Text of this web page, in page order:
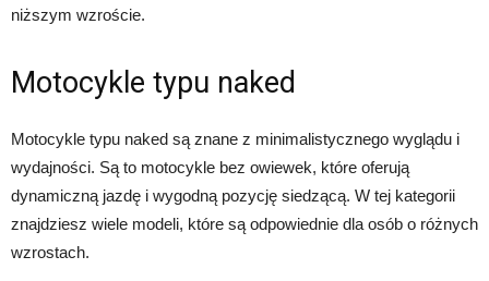
niższym wzroście.
Motocykle typu naked
Motocykle typu naked są znane z minimalistycznego wyglądu i
wydajności. Są to motocykle bez owiewek, które oferują
dynamiczną jazdę i wygodną pozycję siedzącą. W tej kategorii
znajdziesz wiele modeli, które są odpowiednie dla osób o różnych
wzrostach.